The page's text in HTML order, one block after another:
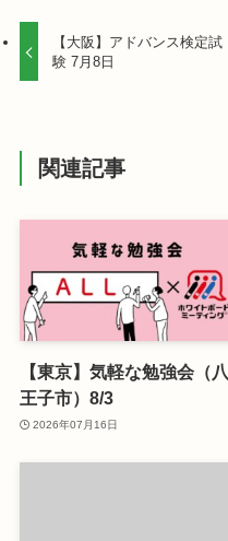
【大阪】アドバンス検定試
験 7月8日
関連記事
【東京】気軽な勉強会（八
王子市）8/3
2026年07月16日